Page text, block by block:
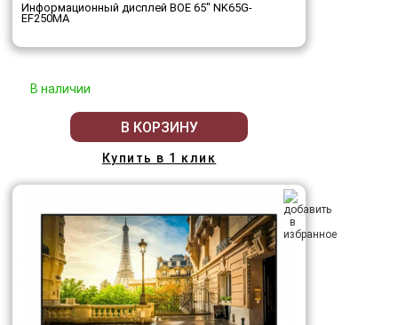
Информационный дисплей BOE 65" NK65G-
EF250MA
В наличии
В КОРЗИНУ
Купить в 1 клик